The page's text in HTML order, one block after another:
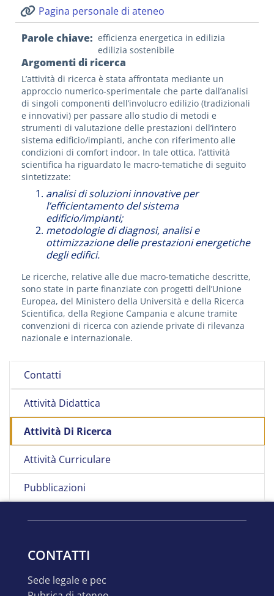
Contatti
Attività Didattica
Attività Di Ricerca
Attività Curriculare
Pubblicazioni
Pagina personale di ateneo
Parole chiave
efficienza energetica in edilizia
edilizia sostenibile
Argomenti di ricerca
L’attività di ricerca è stata affrontata mediante un
approccio numerico-sperimentale che parte dall’analisi
di singoli componenti dell’involucro edilizio (tradizionali
e innovativi) per passare allo studio di metodi e
strumenti di valutazione delle prestazioni dell’intero
sistema edificio/impianti, anche con riferimento alle
condizioni di comfort indoor. In tale ottica, l’attività
scientifica ha riguardato le macro-tematiche di seguito
sintetizzate:
analisi di soluzioni innovative per
l’efficientamento del sistema
edificio/impianti;
metodologie di diagnosi, analisi e
ottimizzazione delle prestazioni energetiche
degli edifici.
Le ricerche, relative alle due macro-tematiche descritte,
sono state in parte finanziate con progetti dell’Unione
Europea, del Ministero della Università e della Ricerca
Scientifica, della Regione Campania e alcune tramite
convenzioni di ricerca con aziende private di rilevanza
nazionale e internazionale.
CONTATTI
sede legale e pec